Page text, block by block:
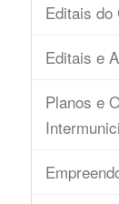
Editais do
Editais e
Planos e